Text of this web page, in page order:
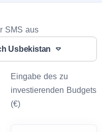
SMS aus
Usbekistan
Eingabe des zu
investierenden Budgets
(€)